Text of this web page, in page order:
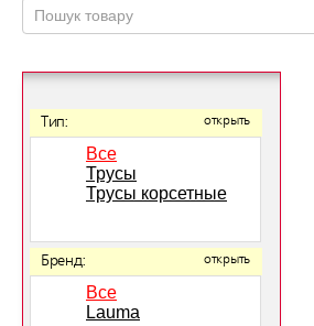
Тип: открыть
Все
Трусы
Трусы корсетные
Бренд: открыть
Все
Lauma